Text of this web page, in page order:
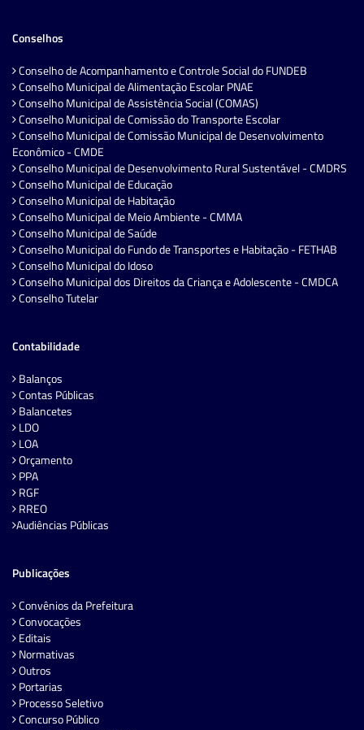
Conselhos
Conselho de Acompanhamento e Controle Social do FUNDEB
Conselho Municipal de Alimentação Escolar PNAE
Conselho Municipal de Assistência Social (COMAS)
Conselho Municipal de Comissão do Transporte Escolar
Conselho Municipal de Comissão Municipal de Desenvolvimento
Econômico - CMDE
Conselho Municipal de Desenvolvimento Rural Sustentável - CMDRS
Conselho Municipal de Educação
Conselho Municipal de Habitação
Conselho Municipal de Meio Ambiente - CMMA
Conselho Municipal de Saúde
Conselho Municipal do Fundo de Transportes e Habitação - FETHAB
Conselho Municipal do Idoso
Conselho Municipal dos Direitos da Criança e Adolescente - CMDCA
Conselho Tutelar
Contabilidade
Balanços
Contas Públicas
Balancetes
LDO
LOA
Orçamento
PPA
RGF
RREO
Audiências Públicas
Publicações
Convênios da Prefeitura
Convocações
Editais
Normativas
Outros
Portarias
Processo Seletivo
Concurso Público